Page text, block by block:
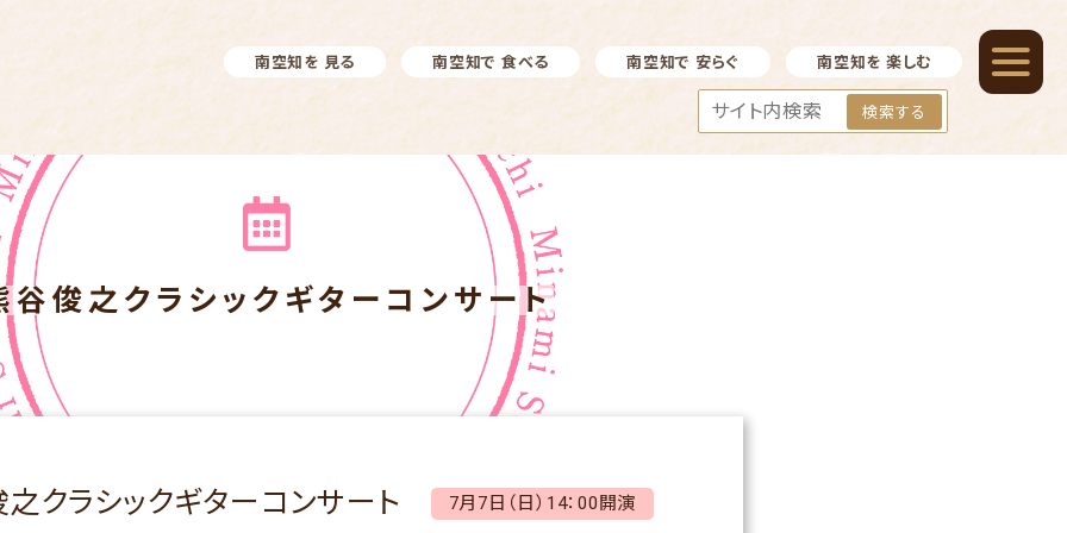
南空知を 見る 南空知で 食べる 南空知で 安らぐ 南空知を 楽しむ
検索する
谷俊之クラシックギターコンサート
クラシックギターコンサート 7月7日（日）14：00開演